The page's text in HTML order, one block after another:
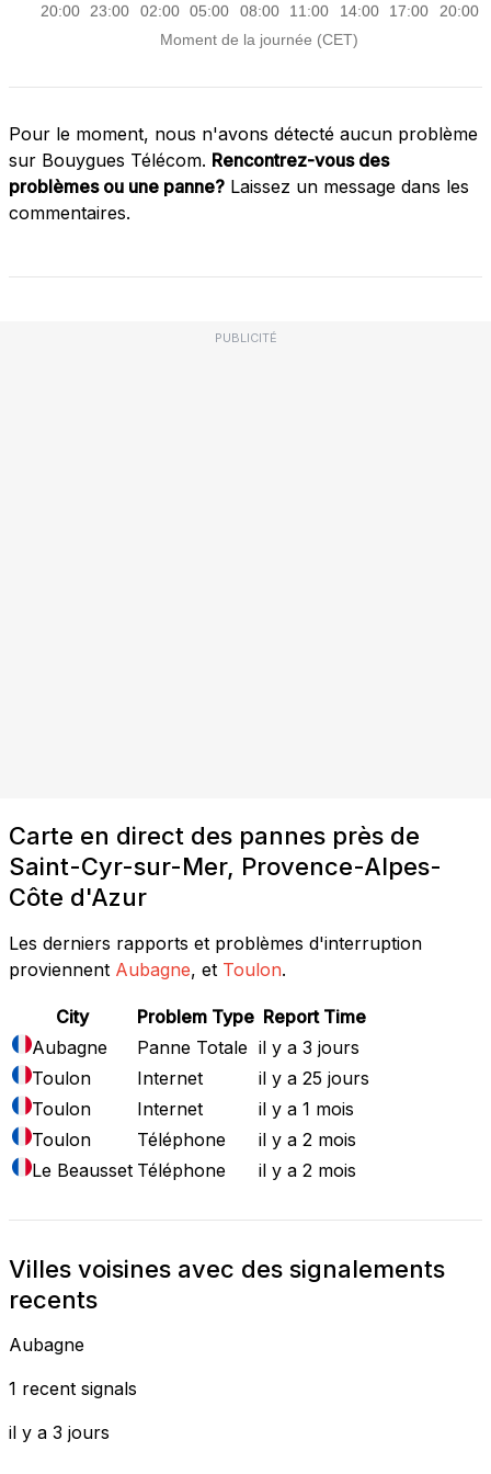
Pour le moment, nous n'avons détecté aucun problème
sur Bouygues Télécom. Rencontrez-vous des
problèmes ou une panne? Laissez un message dans les
commentaires.
PUBLICITÉ
Carte en direct des pannes près de
Saint-Cyr-sur-Mer, Provence-Alpes-
Côte d'Azur
Les derniers rapports et problèmes d'interruption
proviennent Aubagne, et Toulon.
City Problem Type Report Time
Aubagne
Panne Totale il y a 3 jours
Toulon
Internet
il y a 25 jours
Toulon
Internet
il y a 1 mois
Toulon
Téléphone
il y a 2 mois
Le Beausset Téléphone il y a 2 mois
Villes voisines avec des signalements
recents
Aubagne
1 recent signals
il y a 3 jours